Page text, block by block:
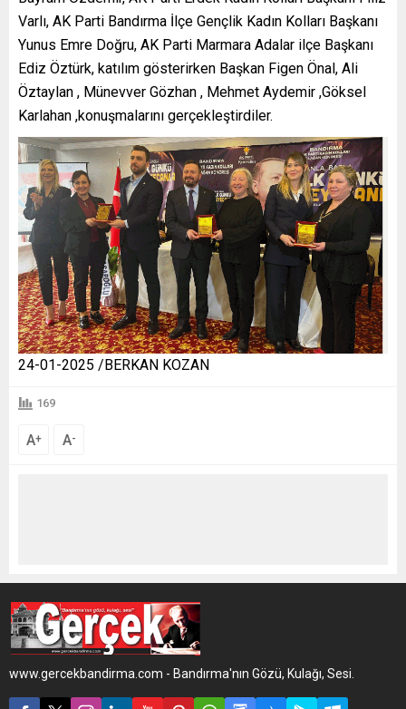
Varlı, AK Parti Bandırma İlçe Gençlik Kadın Kolları Başkanı
Yunus Emre Doğru, AK Parti Marmara Adalar ilçe Başkanı
Ediz Öztürk, katılım gösterirken Başkan Figen Önal, Ali
Öztaylan , Münevver Gözhan , Mehmet Aydemir ,Göksel
Karlahan ,konuşmalarını gerçekleştirdiler.
24-01-2025 /BERKAN KOZAN
169
A+ A-
www.gercekbandirma.com - Bandırma'nın Gözü, Kulağı, Sesi.